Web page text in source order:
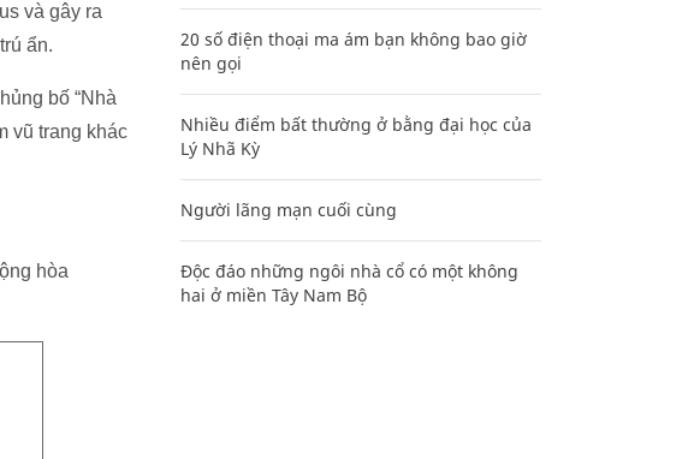
và gây ra
ẩn.
bố “Nhà
vũ trang khác
hòa
20 số điện thoại ma ám bạn không bao giờ
nên gọi
Nhiều điểm bất thường ở bằng đại học của
Lý Nhã Kỳ
Người lãng mạn cuối cùng
Độc đáo những ngôi nhà cổ có một không
hai ở miền Tây Nam Bộ